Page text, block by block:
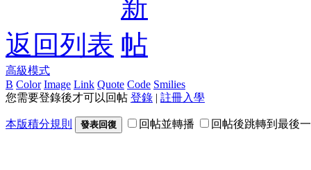
返回列表
高級模式
B Color Image Link Quote Code Smilies
您需要登錄後才可以回帖 登錄 | 註冊入學
本版積分規則 發表回復 回帖並轉播 回帖後跳轉到最後